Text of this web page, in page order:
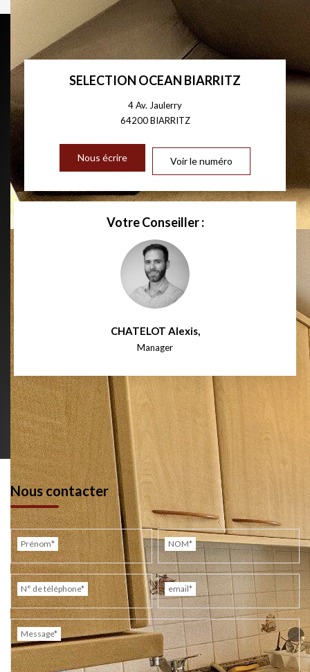
SELECTION OCEAN BIARRITZ
4 Av. Jaulerry
64200BIARRITZ
Nous écrire Voir le numéro
Votre Conseiller :
CHATELOT Alexis,
Manager
Nous contacter
Prénom* NOM*
N° de téléphone* email*
Message*